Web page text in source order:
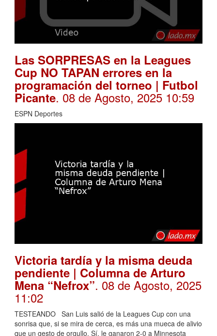
Las SORPRESAS en la Leagues
Cup NO TAPAN errores en la
programación del torneo | Futbol
Picante. 08 de Agosto, 2025 10:59
ESPN Deportes
Victoria tardía y la misma deuda
pendiente | Columna de Arturo
Mena “Nefrox”. 08 de Agosto, 2025
11:02
TESTEANDO San Luis salió de la Leagues Cup con una
sonrisa que, si se mira de cerca, es más una mueca de alivio
que un gesto de orgullo. Sí, le ganaron 2-0 a Minnesota